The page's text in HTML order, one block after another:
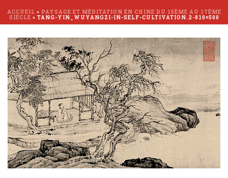
ACCUEIL » PAYSAGE ET MÉDITATION EN CHINE DU 15ÈME AU 17ÈME
SIÈCLE » TANG-YIN_WUYANGZI-IN-SELF-CULTIVATION.2-810×500